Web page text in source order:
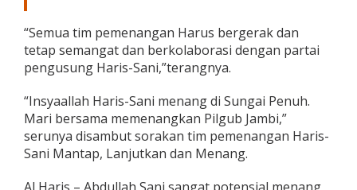
“Semua tim pemenangan Harus bergerak dan
tetap semangat dan berkolaborasi dengan partai
pengusung Haris-Sani,”terangnya.
“Insyaallah Haris-Sani menang di Sungai Penuh.
Mari bersama memenangkan Pilgub Jambi,”
serunya disambut sorakan tim pemenangan Haris-
Sani Mantap, Lanjutkan dan Menang.